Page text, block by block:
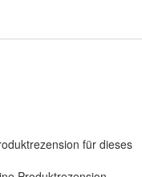
für dieses